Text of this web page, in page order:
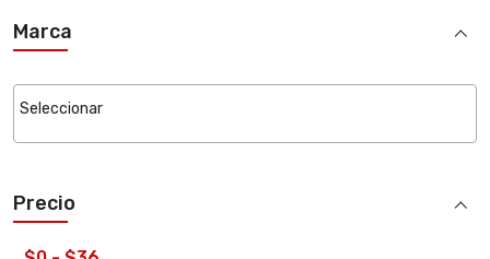
Marca
Precio